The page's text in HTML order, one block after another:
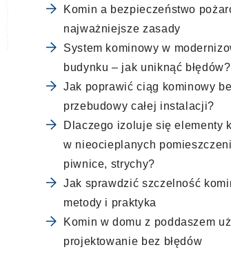
Komin a bezpieczeństwo
najważniejsze zasady
System kominowy w
budynku – jak uniknąć błędów?
Jak poprawić ciąg kominowy
przebudowy całej instalacji?
Dlaczego izoluje się elementy
w nieocieplanych
piwnice, strychy?
Jak sprawdzić szczelność
metody i praktyka
Komin w domu z poddaszem
projektowanie bez błędów